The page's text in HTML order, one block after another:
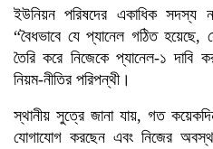
ইউনিয়ন পরিষদের একাধিক সদস্য
“বৈধভাবে যে প্যানেল গঠিত
তৈরি করে নিজেকে প্যানেল-১ দাবি
নিয়ম-নীতির পরিপন্থী।
স্থানীয় সুত্রে জানা যায়, গত
যোগাযোগ করছেন এবং নিজের